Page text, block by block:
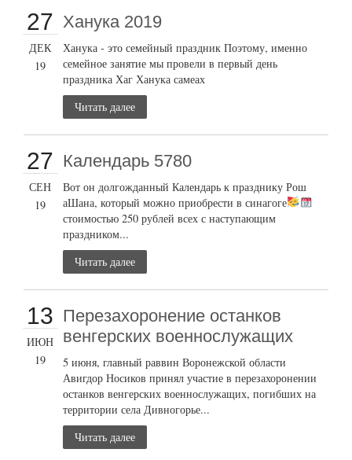
27
ДЕК
19
Ханука 2019
Ханука - это семейный праздник Поэтому, именно
семейное занятие мы провели в первый день
праздника Хаг Ханука самеах
Читать далее
27
СЕН
19
Календарь 5780
Вот он долгожданный Календарь к празднику Рош
аШана, который можно приобрести в синагоге
стоимостью 250 рублей всех с наступающим
праздником...
Читать далее
13
ИЮН
19
Перезахоронение останков
венгерских военнослужащих
5 июня, главный раввин Воронежской области
Авигдор Носиков принял участие в перезахоронении
останков венгерских военнослужащих, погибших на
территории села Дивногорье...
Читать далее